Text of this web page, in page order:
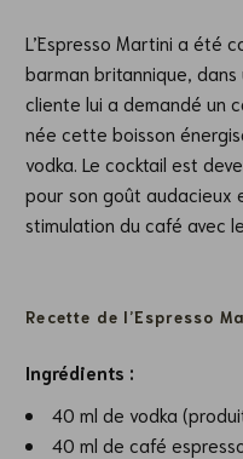
L’Espresso Martini a été
barman britannique,
cliente lui a demandé un
née cette boisson
vodka. Le cocktail est
pour son goût audacieux
stimulation du café avec
Recette de l’Espresso
Ingrédients :
40 ml de vodka
40 ml de café